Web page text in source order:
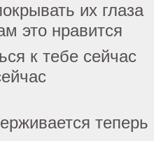
их глаза
это нравится
к тебе сейчас
теперь